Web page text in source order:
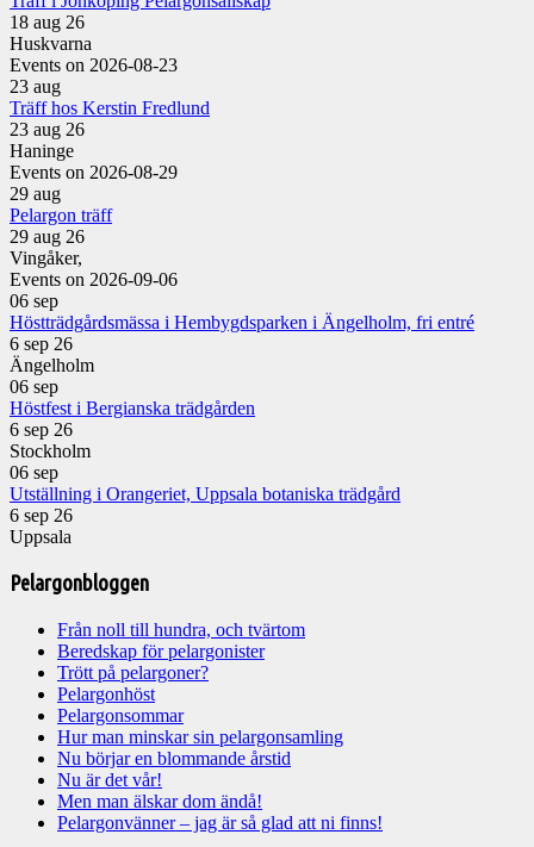
18 aug 26
Huskvarna
Events on 2026-08-23
23 aug
Träff hos Kerstin Fredlund
23 aug 26
Haninge
Events on 2026-08-29
29 aug
Pelargon träff
29 aug 26
Vingåker,
Events on 2026-09-06
06 sep
Höstträdgårdsmässa i Hembygdsparken i Ängelholm, fri entré
6 sep 26
Ängelholm
06 sep
Höstfest i Bergianska trädgården
6 sep 26
Stockholm
06 sep
Utställning i Orangeriet, Uppsala botaniska trädgård
6 sep 26
Uppsala
Pelargonbloggen
Från noll till hundra, och tvärtom
Beredskap för pelargonister
Trött på pelargoner?
Pelargonhöst
Pelargonsommar
Hur man minskar sin pelargonsamling
Nu börjar en blommande årstid
Nu är det vår!
Men man älskar dom ändå!
Pelargonvänner – jag är så glad att ni finns!